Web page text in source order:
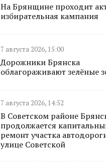
На Брянщине проходит
избирательная кампания
7 августа 2026, 15:00
Дорожники Брянска
облагораживают зелёные
7 августа 2026, 14:52
В Советском районе
продолжается
ремонт участка
улице Советской